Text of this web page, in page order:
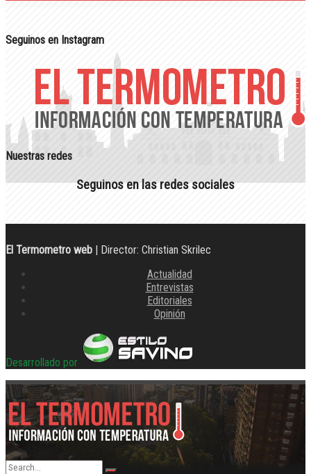
Seguinos en Instagram
Nuestras redes
Seguinos en las redes sociales
El Termometro web | Director: Christian Skrilec
Actualidad
Entrevistas
Editoriales
Opinión
Desarrollado por